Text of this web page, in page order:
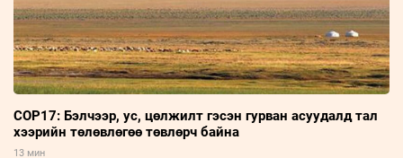
COP17: Бэлчээр, ус, цөлжилт гэсэн гурван асуудалд тал
хээрийн төлөвлөгөө төвлөрч байна
13 мин